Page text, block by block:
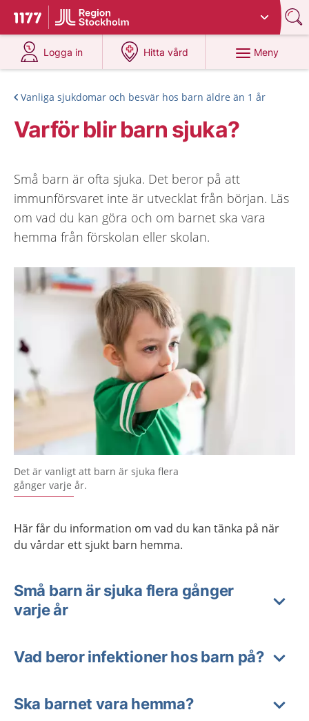
Till startsidan för 1177
Du har valt region
Logga in
på 1177.se
Hitta vård
på 1177.se
Meny
Vanliga sjukdomar och besvär hos barn äldre än 1 år
Varför blir barn sjuka?
Små barn är ofta sjuka. Det beror på att
immunförsvaret inte är utvecklat från början. Läs
om vad du kan göra och om barnet ska vara
hemma från förskolan eller skolan.
Det är vanligt att barn är sjuka flera
gånger varje år.
Här får du information om vad du kan tänka på när
du vårdar ett sjukt barn hemma.
Små barn är sjuka flera gånger
varje år
Vad beror infektioner hos barn på?
Ska barnet vara hemma?